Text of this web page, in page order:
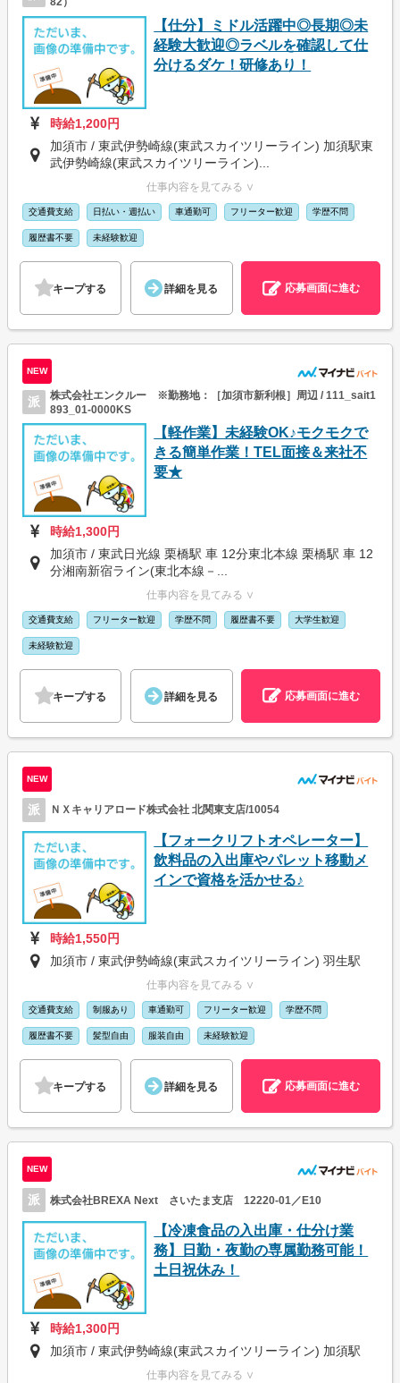
【仕分】ミドル活躍中◎長期◎未
経験大歓迎◎ラベルを確認して仕
分けるダケ！研修あり！
時給1,200円
加須市 / 東武伊勢崎線(東武スカイツリーライン) 加須駅東
武伊勢崎線(東武スカイツリーライン)...
仕事内容を見てみる ∨
交通費支給 日払い・週払い 車通勤可 フリーター歓迎 学歴不問
履歴書不要 未経験歓迎
キープする 詳細を見る 応募画面に進む
NEW
派
株式会社エンクルー ※勤務地：［加須市新利根］周辺 / 111_sait1
893_01-0000KS
【軽作業】未経験OK♪モクモクで
きる簡単作業！TEL面接＆来社不
要★
時給1,300円
加須市 / 東武日光線 栗橋駅 車 12分東北本線 栗橋駅 車 12
分湘南新宿ライン(東北本線－...
仕事内容を見てみる ∨
交通費支給 フリーター歓迎 学歴不問 履歴書不要 大学生歓迎
未経験歓迎
キープする 詳細を見る 応募画面に進む
NEW
派 ＮＸキャリアロード株式会社 北関東支店/10054
【フォークリフトオペレーター】
飲料品の入出庫やパレット移動メ
インで資格を活かせる♪
時給1,550円
加須市 / 東武伊勢崎線(東武スカイツリーライン) 羽生駅
仕事内容を見てみる ∨
交通費支給 制服あり 車通勤可 フリーター歓迎 学歴不問
履歴書不要 髪型自由 服装自由 未経験歓迎
キープする 詳細を見る 応募画面に進む
NEW
派 株式会社BREXA Next さいたま支店 12220-01／E10
【冷凍食品の入出庫・仕分け業
務】日勤・夜勤の専属勤務可能！
土日祝休み！
時給1,300円
加須市 / 東武伊勢崎線(東武スカイツリーライン) 加須駅
仕事内容を見てみる ∨